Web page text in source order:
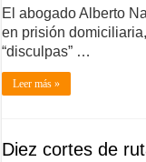
El abogado Alberto
en prisión
“disculpas” …
Leer más »
Diez cortes de